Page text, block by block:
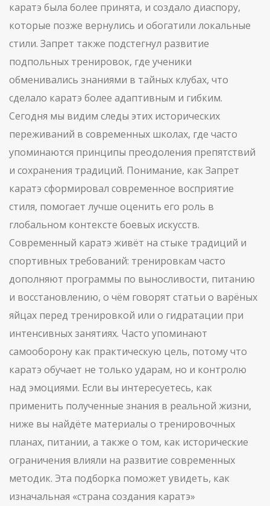
каратэ была более принята, и создало диаспору,
которые позже вернулись и обогатили локальные
стили. Запрет также подстегнул развитие
подпольных тренировок, где ученики
обменивались знаниями в тайных клубах, что
сделало каратэ более адаптивным и гибким.
Сегодня мы видим следы этих исторических
переживаний в современных школах, где часто
упоминаются принципы преодоления препятствий
и сохранения традиций. Понимание, как Запрет
каратэ сформировал современное восприятие
стиля, помогает лучше оценить его роль в
глобальном контексте боевых искусств.
Современный каратэ живёт на стыке традиций и
спортивных требований: тренировкам часто
дополняют программы по выносливости, питанию
и восстановлению, о чём говорят статьи о варёных
яйцах перед тренировкой или о гидратации при
интенсивных занятиях. Часто упоминают
самооборону как практическую цель, потому что
каратэ обучает не только ударам, но и контролю
над эмоциями. Если вы интересуетесь, как
применить полученные знания в реальной жизни,
ниже вы найдёте материалы о тренировочных
планах, питании, а также о том, как исторические
ограничения влияли на развитие современных
методик. Эта подборка поможет увидеть, как
изначальная «страна создания каратэ»